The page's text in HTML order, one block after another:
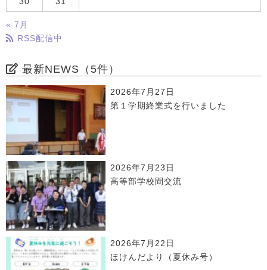
« 7月
RSS配信中
最新NEWS（5件）
2026年7月27日
第１学期終業式を行いました
2026年7月23日
高等部学校間交流
2026年7月22日
ほけんだより（夏休み号）